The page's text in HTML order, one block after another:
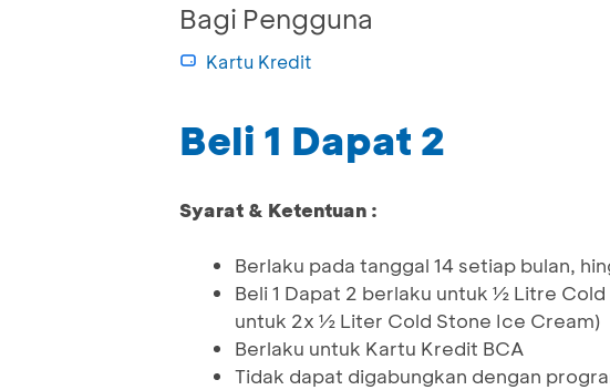
Bagi Pengguna
Kartu Kredit
Beli 1 Dapat 2
Syarat & Ketentuan :
Berlaku pada tanggal 14 setiap bulan,
Beli 1 Dapat 2 berlaku untuk ½ Litre
untuk 2x ½ Liter Cold Stone Ice Cream)
Berlaku untuk Kartu Kredit BCA
Tidak dapat digabungkan dengan